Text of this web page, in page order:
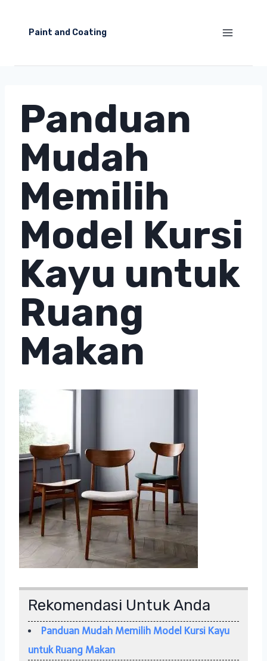
Paint and Coating
Panduan
Mudah
Memilih
Model Kursi
Kayu untuk
Ruang
Makan
Rekomendasi Untuk Anda
Panduan Mudah Memilih Model Kursi Kayu
untuk Ruang Makan